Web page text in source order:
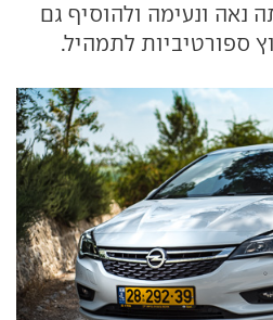
נאה ונעימה ולהוסיף גם
ספורטיביות לתמהיל.